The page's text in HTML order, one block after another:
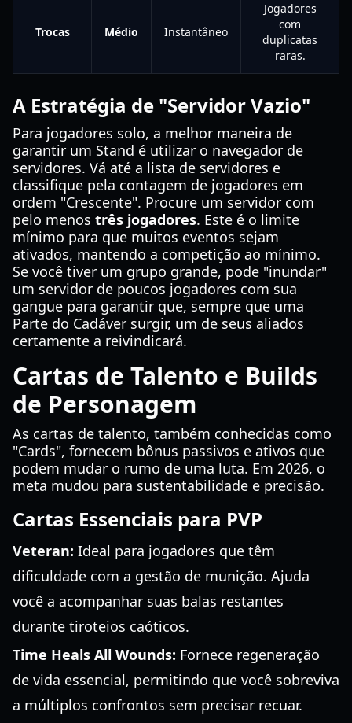
Trocas Médio Instantâneo
Jogadores
com
duplicatas
raras.
A Estratégia de "Servidor Vazio"
Para jogadores solo, a melhor maneira de
garantir um Stand é utilizar o navegador de
servidores. Vá até a lista de servidores e
classifique pela contagem de jogadores em
ordem "Crescente". Procure um servidor com
pelo menos três jogadores. Este é o limite
mínimo para que muitos eventos sejam
ativados, mantendo a competição ao mínimo.
Se você tiver um grupo grande, pode "inundar"
um servidor de poucos jogadores com sua
gangue para garantir que, sempre que uma
Parte do Cadáver surgir, um de seus aliados
certamente a reivindicará.
Cartas de Talento e Builds
de Personagem
As cartas de talento, também conhecidas como
"Cards", fornecem bônus passivos e ativos que
podem mudar o rumo de uma luta. Em 2026, o
meta mudou para sustentabilidade e precisão.
Cartas Essenciais para PVP
Veteran: Ideal para jogadores que têm
dificuldade com a gestão de munição. Ajuda
você a acompanhar suas balas restantes
durante tiroteios caóticos.
Time Heals All Wounds: Fornece regeneração
de vida essencial, permitindo que você sobreviva
a múltiplos confrontos sem precisar recuar.